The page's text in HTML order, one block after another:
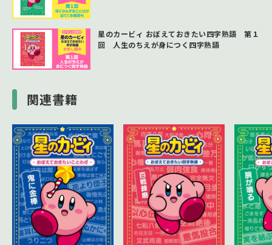
星のカービィ おぼえておきたい四字熟語 第１
回 人生のちえが身につく四字熟語
関連書籍